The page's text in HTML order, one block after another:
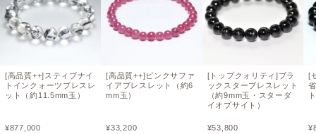
[高品質++]スティブナイ
トインクォーツブレスレ
ット（約11.5mm玉）
¥877,000
[高品質++]ピンクサファ
イアブレスレット（約6
mm玉）
¥33,200
[トップクォリティ]ブラ
ックスターブレスレット
（約9mm玉・スターダ
イオプサイト）
¥53,800
[
¥